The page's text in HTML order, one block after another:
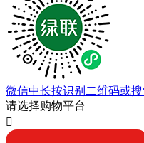
微信中长按识别二维码或
请选择购物平台
